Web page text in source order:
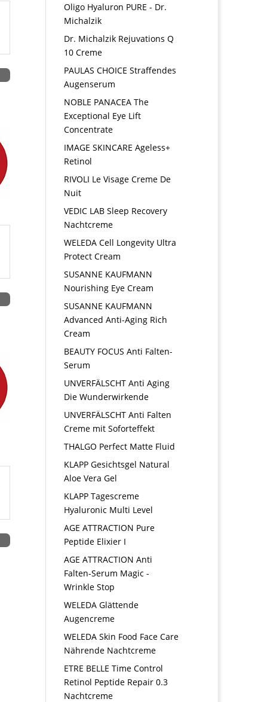
Oligo Hyaluron PURE - Dr.
Michalzik
Dr. Michalzik Rejuvations Q
10 Creme
PAULAS CHOICE Straffendes
Augenserum
NOBLE PANACEA The
Exceptional Eye Lift
Concentrate
IMAGE SKINCARE Ageless+
Retinol
RIVOLI Le Visage Creme De
Nuit
VEDIC LAB Sleep Recovery
Nachtcreme
WELEDA Cell Longevity Ultra
Protect Cream
SUSANNE KAUFMANN
Nourishing Eye Cream
SUSANNE KAUFMANN
Advanced Anti-Aging Rich
Cream
BEAUTY FOCUS Anti Falten-
Serum
UNVERFÄLSCHT Anti Aging
Die Wunderwirkende
UNVERFÄLSCHT Anti Falten
Creme mit Soforteffekt
THALGO Perfect Matte Fluid
KLAPP Gesichtsgel Natural
Aloe Vera Gel
KLAPP Tagescreme
Hyaluronic Multi Level
AGE ATTRACTION Pure
Peptide Elixier I
AGE ATTRACTION Anti
Falten-Serum Magic -
Wrinkle Stop
WELEDA Glättende
Augencreme
WELEDA Skin Food Face Care
Nährende Nachtcreme
ETRE BELLE Time Control
Retinol Peptide Repair 0.3
Nachtcreme